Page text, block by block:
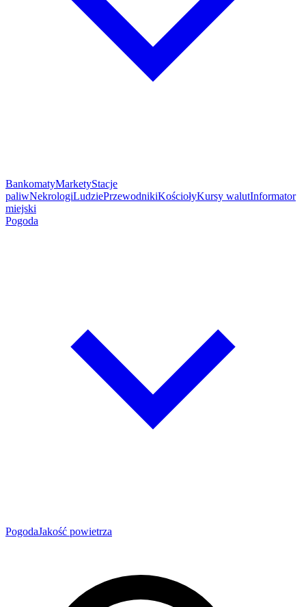
BankomatyMarketyStacje
paliwNekrologiLudziePrzewodnikiKościołyKursy walutInformator
miejski
Pogoda
PogodaJakość powietrza